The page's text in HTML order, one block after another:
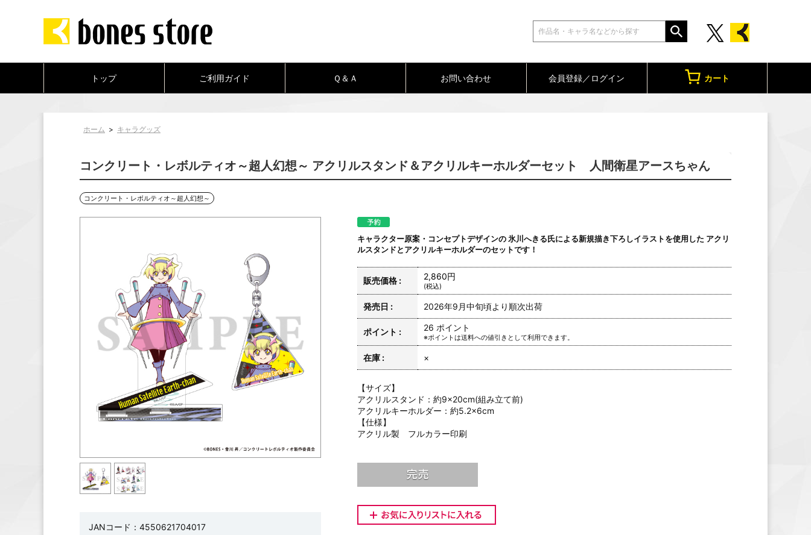
トップ ご利用ガイド Ｑ＆Ａ お問い合わせ 会員登録／ログイン カート
ホーム > キャラグッズ
コンクリート・レボルティオ～超人幻想～ アクリルスタンド＆アクリルキーホルダーセット 人間衛星アースちゃん
コンクリート・レボルティオ～超人幻想～
JANコード：4550621704017
キャラクター原案・コンセプトデザインの 氷川へきる氏による新規描き下ろしイラストを使用した アクリ
ルスタンドとアクリルキーホルダーのセットです！
販売価格 : 2,860円
(税込)
発売日 : 2026年9月中旬頃より順次出荷
ポイント : 26 ポイント
※ポイントは送料への値引きとして利用できます。
在庫 : ×
【サイズ】
アクリルスタンド：約9×20cm(組み立て前)
アクリルキーホルダー：約5.2×6cm
【仕様】
アクリル製 フルカラー印刷